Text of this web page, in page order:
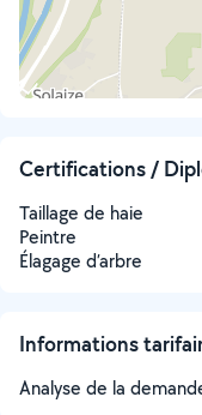
Certifications /
Taillage de haie
Peintre
Élagage d’arbre
Informations
Analyse de la